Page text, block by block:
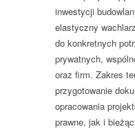
inwestycji
elastyczny
do konkretnych
prywatnych,
oraz firm. Zakres
przygotowanie
opracowania
prawne, jak i